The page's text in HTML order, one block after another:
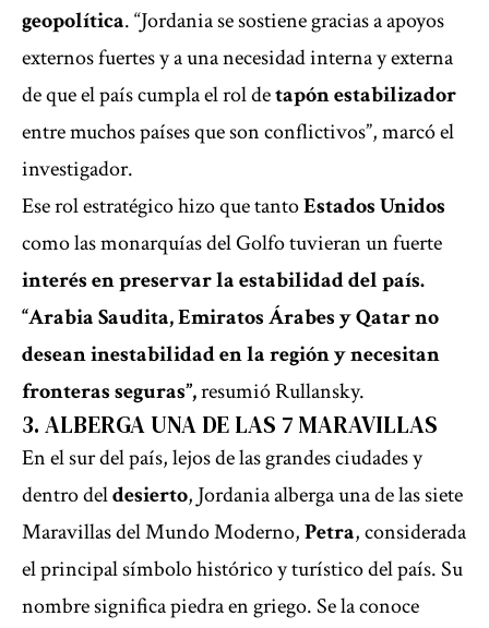
geopolítica. “Jordania se sostiene gracias a apoyos
externos fuertes y a unanecesidad interna y externa
de que el país cumpla el rol detapón estabilizador
entre muchos países que son conflictivos”, marcó el
investigador.
Ese rol estratégico hizo que tantoEstados Unidos
como las monarquías del Golfo tuvieran un fuerte
interés en preservar la estabilidad del país.
“Arabia Saudita, Emiratos Árabes y Qatar no
desean inestabilidad en la región y necesitan
fronteras seguras”,resumió Rullansky.
3. ALBERGA UNA DE LAS 7 MARAVILLAS
En el sur del país, lejos de las grandes ciudades y
dentro deldesierto, Jordania alberga una de las siete
Maravillas del Mundo Moderno,Petra, considerada
el principal símbolo histórico y turístico del país. Su
nombre significa piedra en griego. Se la conoce